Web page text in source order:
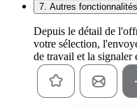
7. Autres fonctionnalités
Depuis le détail de
votre sélection,
de travail et la signaler